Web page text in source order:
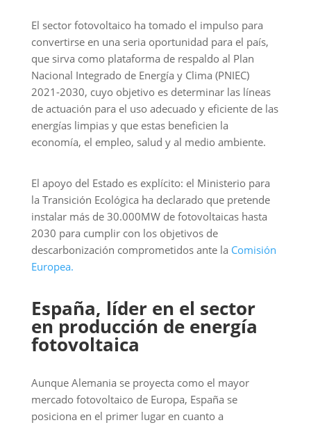
El sector fotovoltaico ha tomado el impulso para
convertirse en una seria oportunidad para el país,
que sirva como plataforma de respaldo al Plan
Nacional Integrado de Energía y Clima (PNIEC)
2021-2030, cuyo objetivo es determinar las líneas
de actuación para el uso adecuado y eficiente de las
energías limpias y que estas beneficien la
economía, el empleo, salud y al medio ambiente.
El apoyo del Estado es explícito: el Ministerio para
la Transición Ecológica ha declarado que pretende
instalar más de 30.000MW de fotovoltaicas hasta
2030 para cumplir con los objetivos de
descarbonización comprometidos ante la Comisión
Europea.
España, líder en el sector
en producción de energía
fotovoltaica
Aunque Alemania se proyecta como el mayor
mercado fotovoltaico de Europa, España se
posiciona en el primer lugar en cuanto a